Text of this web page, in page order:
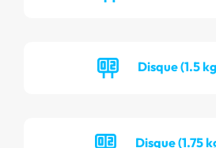
Disque (1.5
Disque (1.75